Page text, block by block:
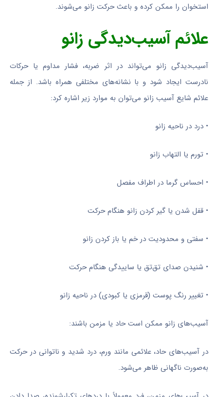
استخوان را ممکن کرده و باعث حرکت زانو می‌شوند.
علائم آسیب‌دیدگی زانو
آسیب‌دیدگی زانو می‌تواند در اثر ضربه، فشار مداوم یا حرکات
نادرست ایجاد شود و با نشانه‌های مختلفی همراه باشد. از جمله
علائم شایع آسیب زانو می‌توان به موارد زیر اشاره کرد:
• درد در ناحیه زانو
• تورم یا التهاب زانو
• احساس گرما در اطراف مفصل
• قفل شدن یا گیر کردن زانو هنگام حرکت
• سفتی و محدودیت در خم یا باز کردن زانو
• شنیدن صدای تق‌تق یا ساییدگی هنگام حرکت
• تغییر رنگ پوست (قرمزی یا کبودی) در ناحیه زانو
آسیب‌های زانو ممکن است حاد یا مزمن باشند:
در آسیب‌های حاد، علائمی مانند ورم، درد شدید و ناتوانی در حرکت
به‌صورت ناگهانی ظاهر می‌شود.